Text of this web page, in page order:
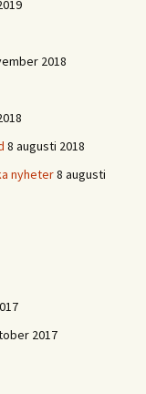
2018
8 augusti 2018
nyheter8 augusti
2017